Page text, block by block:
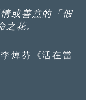
或善意的「假
之花。
焯芬《活在當